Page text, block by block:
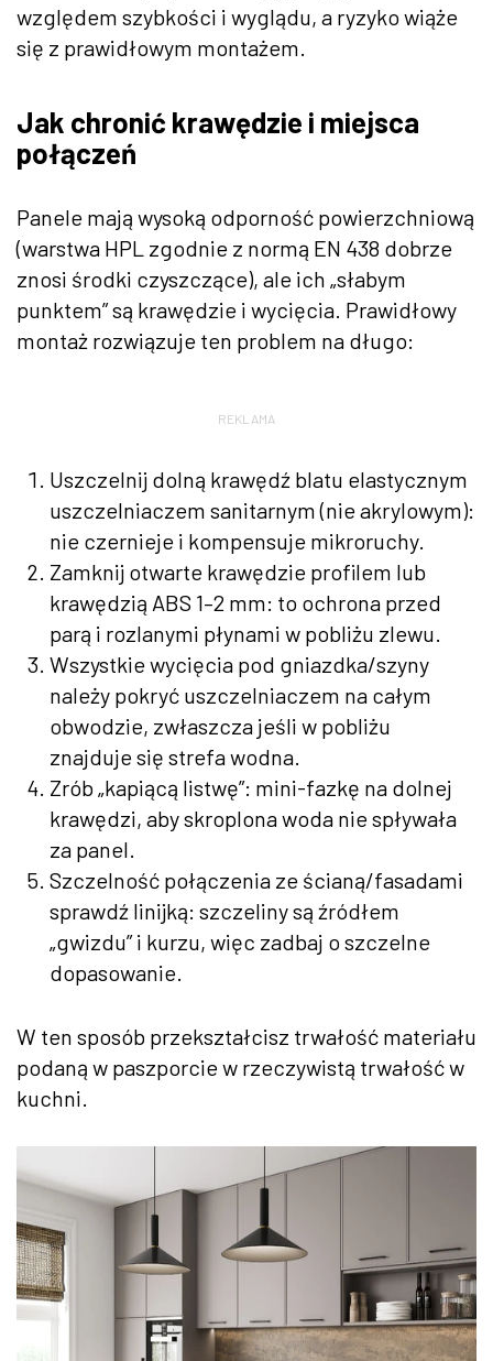
względem szybkości i wyglądu, a ryzyko wiąże
się z prawidłowym montażem.
Jak chronić krawędzie i miejsca
połączeń
Panele mają wysoką odporność powierzchniową
(warstwa HPL zgodnie z normą EN 438 dobrze
znosi środki czyszczące), ale ich „słabym
punktem” są krawędzie i wycięcia. Prawidłowy
montaż rozwiązuje ten problem na długo:
REKLAMA
Uszczelnij dolną krawędź blatu elastycznym
uszczelniaczem sanitarnym (nie akrylowym):
nie czernieje i kompensuje mikroruchy.
Zamknij otwarte krawędzie profilem lub
krawędzią ABS 1–2 mm: to ochrona przed
parą i rozlanymi płynami w pobliżu zlewu.
Wszystkie wycięcia pod gniazdka/szyny
należy pokryć uszczelniaczem na całym
obwodzie, zwłaszcza jeśli w pobliżu
znajduje się strefa wodna.
Zrób „kapiącą listwę”: mini-fazkę na dolnej
krawędzi, aby skroplona woda nie spływała
za panel.
Szczelność połączenia ze ścianą/fasadami
sprawdź linijką: szczeliny są źródłem
„gwizdu” i kurzu, więc zadbaj o szczelne
dopasowanie.
W ten sposób przekształcisz trwałość materiału
podaną w paszporcie w rzeczywistą trwałość w
kuchni.